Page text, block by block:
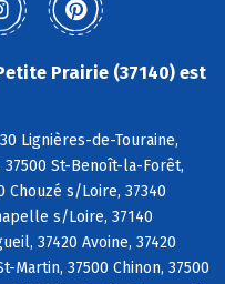
Prairie (37140) est
Lignières-de-Touraine,
37500 St-Benoît-la-Forêt,
Chouzé s/Loire, 37340
s/Loire, 37140
37420 Avoine, 37420
Martin, 37500 Chinon, 37500